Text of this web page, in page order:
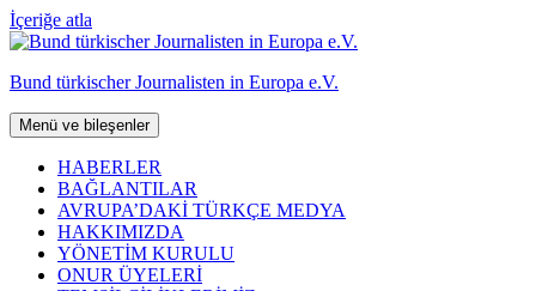
İçeriğe atla
Bund türkischer Journalisten in Europa e.V.
Menü ve bileşenler
HABERLER
BAĞLANTILAR
AVRUPA’DAKİ TÜRKÇE MEDYA
HAKKIMIZDA
YÖNETİM KURULU
ONUR ÜYELERİ